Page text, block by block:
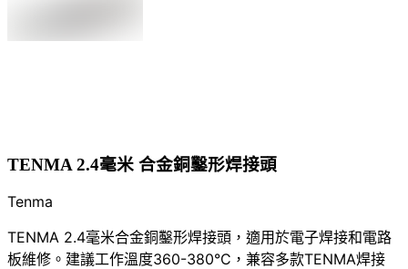
TENMA 2.4毫米 合金銅鑿形焊接頭
Tenma
TENMA 2.4毫米合金銅鑿形焊接頭，適用於電子焊接和電路
板維修。建議工作溫度360-380°C，兼容多款TENMA焊接